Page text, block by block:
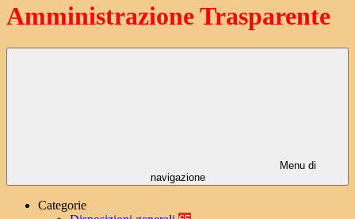
Amministrazione Trasparente
Menu di
navigazione
Categorie